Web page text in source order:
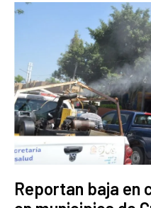
Reportan baja en